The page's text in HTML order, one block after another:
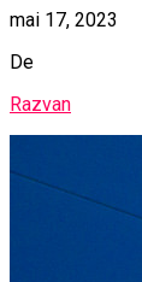
mai 17, 2023
De
Razvan